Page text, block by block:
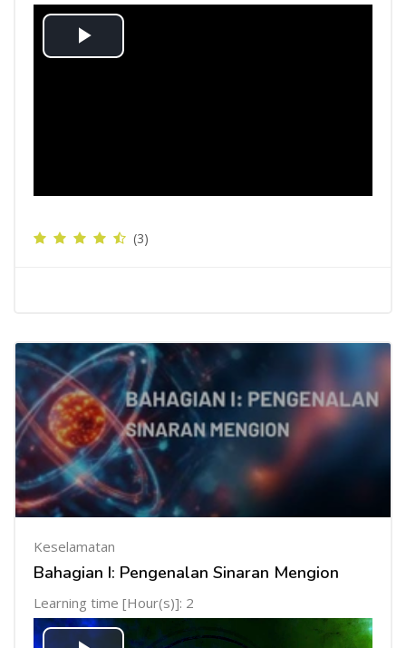
Mainkan
(3)
Keselamatan
Bahagian I: Pengenalan Sinaran Mengion
Learning time [Hour(s)]: 2